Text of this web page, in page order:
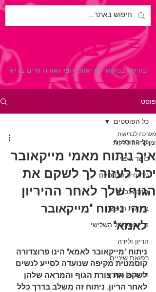
לבריאות.
פורטל בנושאי בריאות, יופי ואורח חיים בריא
פוסט
כל הפוסטים
כושר גופני
ניתוחים פלסטיים
תזונה נכונה
בריאות הנפש
בריאות בגיל השלישי
הריון ולידה
רפואת שיניים
חדש על המדף
כל הפוסטים
איך ניתוח מאמי מייקאובר
יכול לעזור לך לשקם את
הגוף שלך לאחר ההיריון
מערכת לבריאות
זמן קריאה 3 דקות
מהי ניתוח "מייקאובר
לאמא"
ניתוח "מייקאובר לאמא" הינו פרוצדורה
קוסמטית מקיפה שנועדה לסייע לנשים
לשקם את צורת הגוף והמראה שלהן
לאחר הריון. ניתוח זה משלב בדרך כלל